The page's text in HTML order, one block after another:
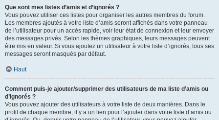
Que sont mes listes d’amis et d’ignorés ?
Vous pouvez utiliser ces listes pour organiser les autres membres du forum.
Les membres ajoutés à votre liste d’amis seront affichés dans votre panneau
de l’utilisateur pour un accès rapide, voir leur état de connexion et leur envoyer
des messages privés. Selon les thèmes graphiques, leurs messages peuvent
être mis en valeur. Si vous ajoutez un utilisateur à votre liste d’ignorés, tous ses
messages seront masqués par défaut.
Haut
Comment puis-je ajouter/supprimer des utilisateurs de ma liste d’amis ou
d’ignorés ?
Vous pouvez ajouter des utilisateurs à votre liste de deux manières. Dans le
profil de chaque membre, il y a un lien pour l’ajouter dans votre liste d’amis ou